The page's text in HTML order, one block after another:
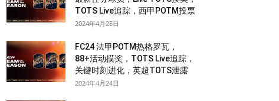
TOTS Live追踪，西甲POTM投票
2024年4月25日
FC24 法甲POTM热格罗瓦，
88+活动摸奖，TOTS Live追踪，
关键时刻进化，英超TOTS泄露
2024年4月24日